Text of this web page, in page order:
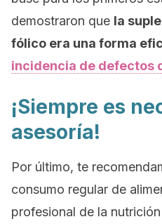
demostraron que la
fólico era una forma
incidencia de defectos
¡Siempre es
asesoría!
Por último, te
consumo regular de
profesional de la